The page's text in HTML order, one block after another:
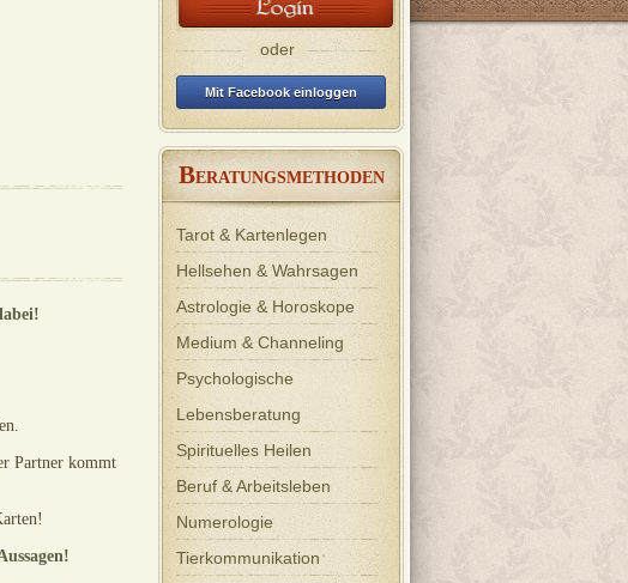
Tierkommunikation. Ich löse dunkle
Energien, Magie & Ahnenflüche.
Kein Rundumblick.
oder
Mit Facebook einloggen
BERATUNGSMETHODEN
Tarot & Kartenlegen
Hellsehen & Wahrsagen
Astrologie & Horoskope
Medium & Channeling
Psychologische
Lebensberatung
Spirituelles Heilen
Beruf & Arbeitsleben
Numerologie
Tierkommunikation
Partner kommt